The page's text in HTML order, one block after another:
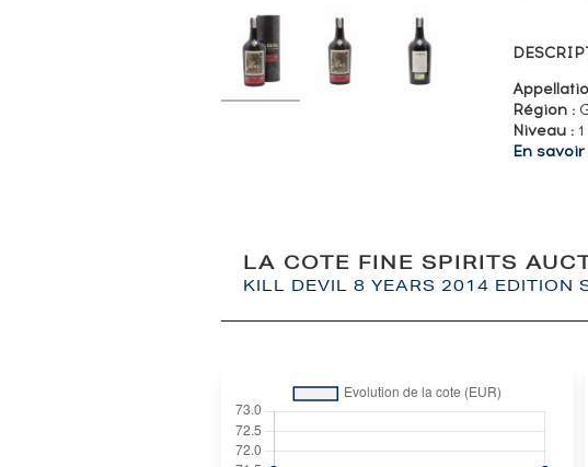
Région :
Niveau :1
En
LA COTE FINE SPIRITS
KILL DEVIL 8 YEARS 2014 EDITION